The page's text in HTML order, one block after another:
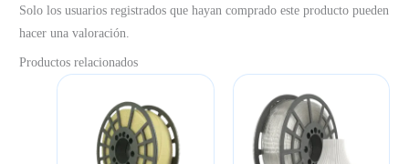
Solo los usuarios registrados que hayan comprado este producto pueden
hacer una valoración.
Productos relacionados